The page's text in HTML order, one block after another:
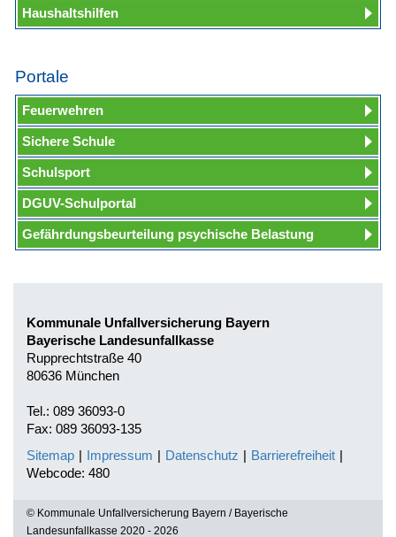
Haushaltshilfen
Portale
Feuerwehren
Sichere Schule
Schulsport
DGUV-Schulportal
Gefährdungsbeurteilung psychische Belastung
Kommunale Unfallversicherung Bayern
Bayerische Landesunfallkasse
Rupprechtstraße 40
80636 München
Tel.: 089 36093-0
Fax: 089 36093-135
Sitemap | Impressum | Datenschutz | Barrierefreiheit |
Webcode: 480
© Kommunale Unfallversicherung Bayern / Bayerische
Landesunfallkasse 2020 - 2026